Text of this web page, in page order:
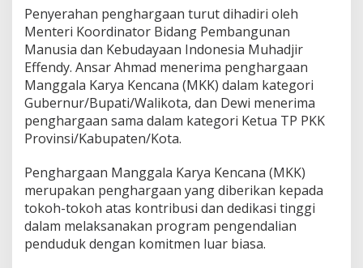
a
T
a
h
u
n
2
0
2
3
Penyerahan penghargaan turut dihadiri oleh
Menteri Koordinator Bidang Pembangunan
Manusia dan Kebudayaan Indonesia Muhadjir
Effendy. Ansar Ahmad menerima penghargaan
Manggala Karya Kencana (MKK) dalam kategori
Gubernur/Bupati/Walikota, dan Dewi menerima
penghargaan sama dalam kategori Ketua TP PKK
Provinsi/Kabupaten/Kota.
Penghargaan Manggala Karya Kencana (MKK)
merupakan penghargaan yang diberikan kepada
tokoh-tokoh atas kontribusi dan dedikasi tinggi
dalam melaksanakan program pengendalian
penduduk dengan komitmen luar biasa.